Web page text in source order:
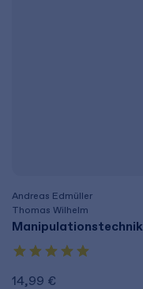
Andreas Edmüller
Thomas Wilhelm
14,99 €